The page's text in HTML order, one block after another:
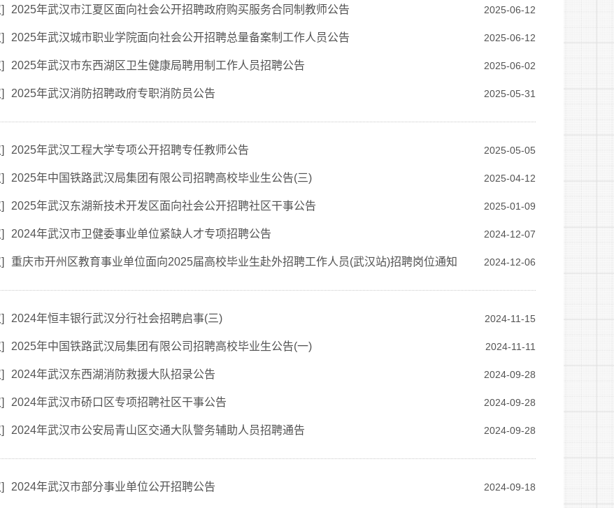
] 2025-06-12
2025年武汉市江夏区面向社会公开招聘政府购买服务合同制教师公告
] 2025-06-12
2025年武汉城市职业学院面向社会公开招聘总量备案制工作人员公告
] 2025-06-02
2025年武汉市东西湖区卫生健康局聘用制工作人员招聘公告
] 2025-05-31
2025年武汉消防招聘政府专职消防员公告
] 2025-05-05
2025年武汉工程大学专项公开招聘专任教师公告
] 2025-04-12
2025年中国铁路武汉局集团有限公司招聘高校毕业生公告(三)
] 2025-01-09
2025年武汉东湖新技术开发区面向社会公开招聘社区干事公告
] 2024-12-07
2024年武汉市卫健委事业单位紧缺人才专项招聘公告
] 2024-12-06
重庆市开州区教育事业单位面向2025届高校毕业生赴外招聘工作人员(武汉站)招聘岗位通知
] 2024-11-15
2024年恒丰银行武汉分行社会招聘启事(三)
] 2024-11-11
2025年中国铁路武汉局集团有限公司招聘高校毕业生公告(一)
] 2024-09-28
2024年武汉东西湖消防救援大队招录公告
] 2024-09-28
2024年武汉市硚口区专项招聘社区干事公告
] 2024-09-28
2024年武汉市公安局青山区交通大队警务辅助人员招聘通告
] 2024-09-18
2024年武汉市部分事业单位公开招聘公告